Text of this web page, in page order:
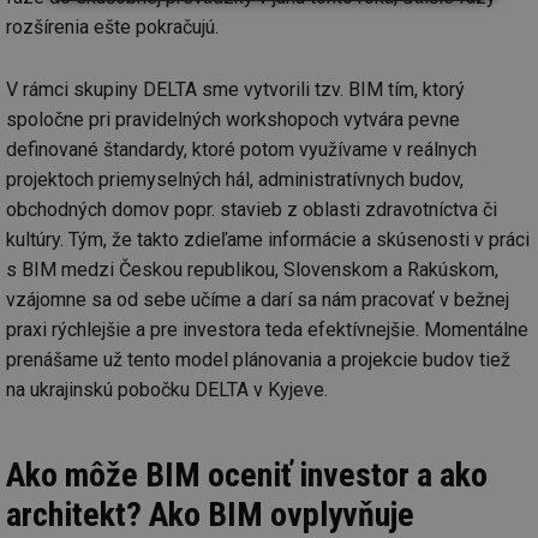
rozšírenia ešte pokračujú.
V rámci skupiny DELTA sme vytvorili tzv. BIM tím, ktorý
spoločne pri pravidelných workshopoch vytvára pevne
definované štandardy, ktoré potom využívame v reálnych
projektoch priemyselných hál, administratívnych budov,
obchodných domov popr. stavieb z oblasti zdravotníctva či
kultúry. Tým, že takto zdieľame informácie a skúsenosti v práci
s BIM medzi Českou republikou, Slovenskom a Rakúskom,
vzájomne sa od sebe učíme a darí sa nám pracovať v bežnej
praxi rýchlejšie a pre investora teda efektívnejšie. Momentálne
prenášame už tento model plánovania a projekcie budov tiež
na ukrajinskú pobočku DELTA v Kyjeve.
Ako môže BIM oceniť investor a ako
architekt? Ako BIM ovplyvňuje
nutné
soubory
Funkční soubory
Nezařazené
soubory
Nezbytně nutné soubory
Výkonové soubory
Soubory cílení
Funkční soubory
Nezařazené soubory
uživatele a správa účtu. Webové stránky nelze bez
nezbytně nutných souborů cookie správně používat.
Provider/